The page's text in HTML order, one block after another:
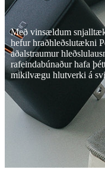
Með vinsældum
hefur hraðhleðslutækni
aðalstraumur
rafeindabúnaður hafa
mikilvægu hlutverki á